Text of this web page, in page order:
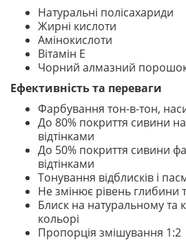
Натуральні полісахариди
Жирні кислоти
Амінокислоти
Вітамін Е
Чорний алмазний
Ефективність та переваги
Фарбування тон-в-тон,
До 80% покриття сивини
відтінками
До 50% покриття сивини
відтінками
Тонування відблисків і
Не змінює рівень глибини
Блиск на натуральному та
кольорі
Пропорція змішування 1:2